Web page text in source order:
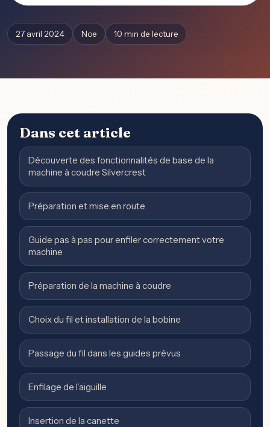
27 avril 2024 Noe 10 min de lecture
Dans cet article
Découverte des fonctionnalités de base de la
machine à coudre Silvercrest
Préparation et mise en route
Guide pas à pas pour enfiler correctement votre
machine
Préparation de la machine à coudre
Choix du fil et installation de la bobine
Passage du fil dans les guides prévus
Enfilage de l’aiguille
Insertion de la canette